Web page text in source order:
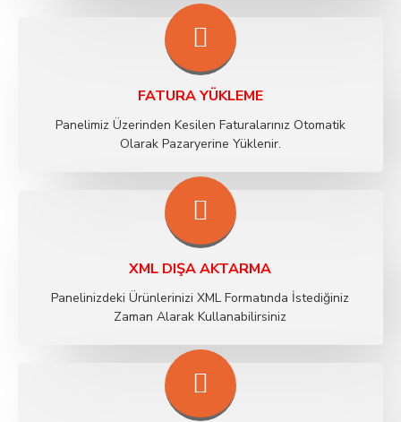
FATURA YÜKLEME
Panelimiz Üzerinden Kesilen Faturalarınız Otomatik
Olarak Pazaryerine Yüklenir.
XML DIŞA AKTARMA
Panelinizdeki Ürünlerinizi XML Formatında İstediğiniz
Zaman Alarak Kullanabilirsiniz